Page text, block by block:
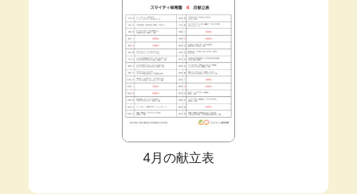
4月の献立表